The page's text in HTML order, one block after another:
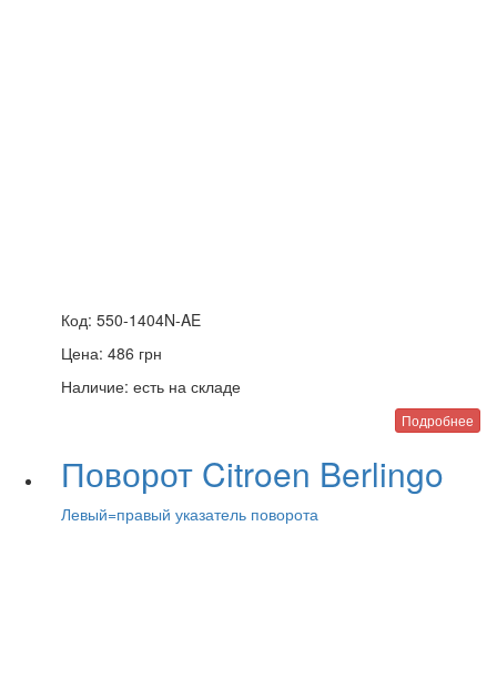
Код: 550-1404N-AE
Цена: 486 грн
Наличие: есть на складе
Подробнее
Поворот Citroen Berlingo
Левый=правый указатель поворота